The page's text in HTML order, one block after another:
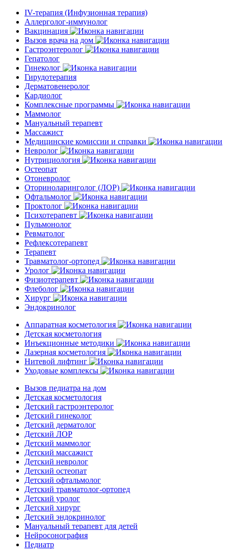
IV-терапия (Инфузионная терапия)
Аллерголог-иммунолог
Вакцинация
Вызов врача на дом
Гастроэнтеролог
Гепатолог
Гинеколог
Гирудотерапия
Дерматовенеролог
Кардиолог
Комплексные программы
Маммолог
Мануальный терапевт
Массажист
Медицинские комиссии и справки
Невролог
Нутрициология
Остеопат
Отоневролог
Оториноларинголог (ЛОР)
Офтальмолог
Проктолог
Психотерапевт
Пульмонолог
Ревматолог
Рефлексотерапевт
Терапевт
Травматолог-ортопед
Уролог
Физиотерапевт
Флеболог
Хирург
Эндокринолог
Аппаратная косметология
Детская косметология
Инъекционные методики
Лазерная косметология
Нитевой лифтинг
Уходовые комплексы
Вызов педиатра на дом
Детская косметология
Детский гастроэнтеролог
Детский гинеколог
Детский дерматолог
Детский ЛОР
Детский маммолог
Детский массажист
Детский невролог
Детский остеопат
Детский офтальмолог
Детский травматолог-ортопед
Детский уролог
Детский хирург
Детский эндокринолог
Мануальный терапевт для детей
Нейросонография
Педиатр